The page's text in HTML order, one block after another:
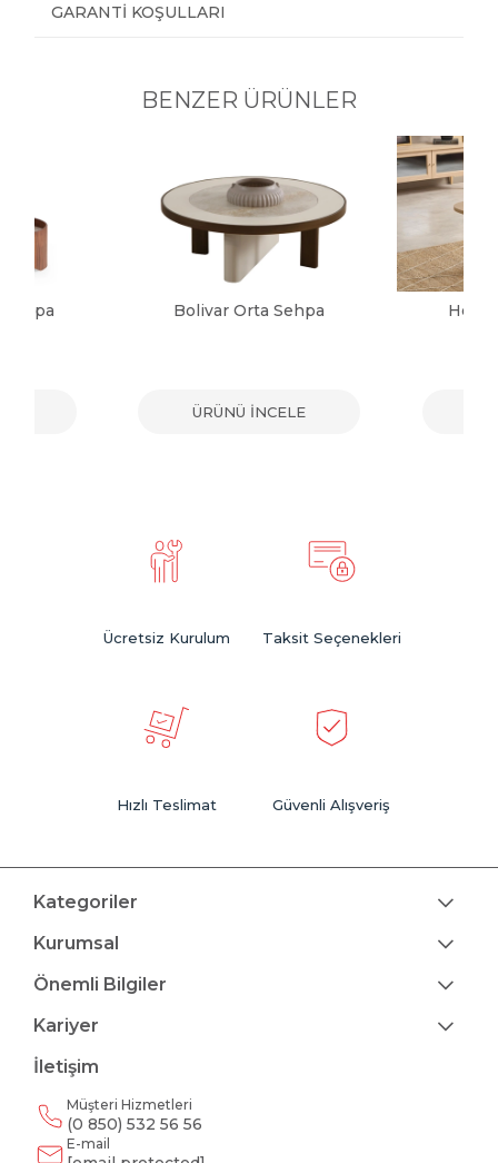
GARANTI KOŞULLARI
BENZER ÜRÜNLER
Bolivar Orta Sehpa
ÜRÜNÜ İNCELE
Ücretsiz Kurulum Taksit Seçenekleri
Hızlı Teslimat Güvenli Alışveriş
Kategoriler
Kurumsal
Önemli Bilgiler
Kariyer
İletişim
Müşteri Hizmetleri
(0 850) 532 56 56
E-mail